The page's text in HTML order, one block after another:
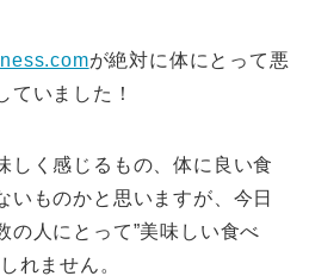
が絶対に体にとって悪
ていました！
しく感じるもの、体に良い食
いものかと思いますが、今日
の人にとって”美味しい食べ
れません。